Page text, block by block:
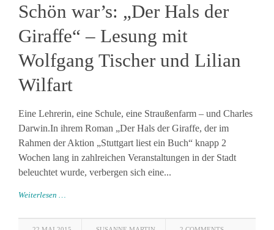
Schön war’s: „Der Hals der
Giraffe“ – Lesung mit
Wolfgang Tischer und Lilian
Wilfart
Eine Lehrerin, eine Schule, eine Straußenfarm – und Charles
Darwin.In ihrem Roman „Der Hals der Giraffe, der im
Rahmen der Aktion „Stuttgart liest ein Buch“ knapp 2
Wochen lang in zahlreichen Veranstaltungen in der Stadt
beleuchtet wurde, verbergen sich eine...
Weiterlesen …